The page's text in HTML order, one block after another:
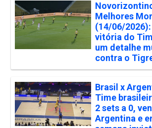
Melhores
(14/06/
vitória do
um detalhe
contra o
Brasil x
Time
2 sets a 0,
Argentina e